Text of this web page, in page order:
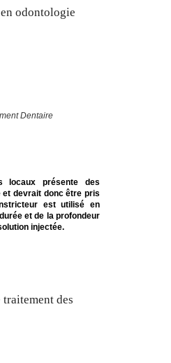
odontologie
Dentaire
locaux présente des
devrait donc être pris
est utilisé en
et de la profondeur
injectée.
des